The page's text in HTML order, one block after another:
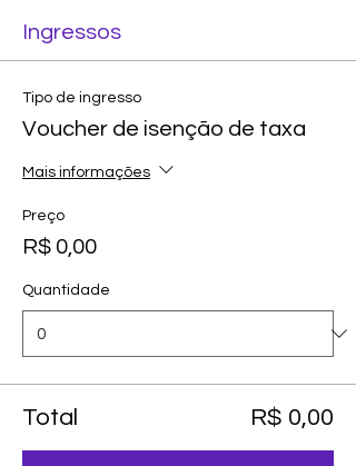
Ingressos
Tipo de ingresso
Voucher de isenção de taxa
Mais informações
Preço
R$ 0,00
Quantidade
Total R$ 0,00